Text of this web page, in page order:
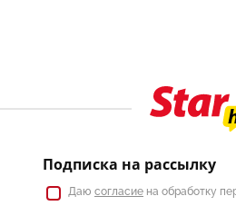
Подписка на рассылку
Даю согласие на обработку